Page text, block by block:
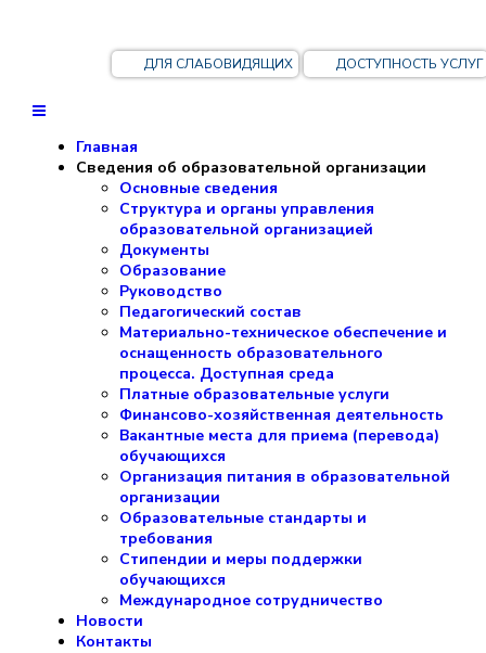
ДОСТУПНОСТЬ УСЛУГ
ДЛЯ СЛАБОВИДЯЩИХ
Главная
Сведения об образовательной организации
Основные сведения
Структура и органы управления
образовательной организацией
Документы
Образование
Руководство
Педагогический состав
Материально-техническое обеспечение и
оснащенность образовательного
процесса. Доступная среда
Платные образовательные услуги
Финансово-хозяйственная деятельность
Вакантные места для приема (перевода)
обучающихся
Организация питания в образовательной
организации
Образовательные стандарты и
требования
Стипендии и меры поддержки
обучающихся
Международное сотрудничество
Новости
Контакты